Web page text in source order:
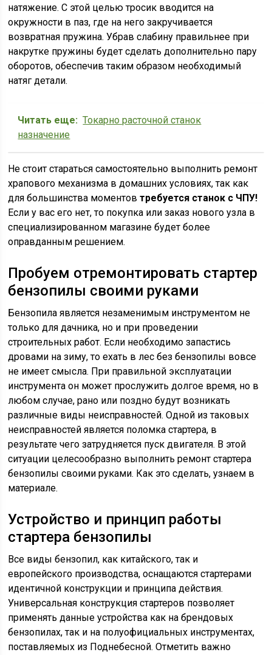
натяжение. С этой целью тросик вводится на
окружности в паз, где на него закручивается
возвратная пружина. Убрав слабину правильнее при
накрутке пружины будет сделать дополнительно пару
оборотов, обеспечив таким образом необходимый
натяг детали.
Читать еще: Токарно расточной станок
назначение
Не стоит стараться самостоятельно выполнить ремонт
храпового механизма в домашних условиях, так как
для большинства моментовтребуется станок с ЧПУ!
Если у вас его нет, то покупка или заказ нового узла в
специализированном магазине будет более
оправданным решением.
Пробуем отремонтировать стартер
бензопилы своими руками
Бензопила является незаменимым инструментом не
только для дачника, но и при проведении
строительных работ. Если необходимо запастись
дровами на зиму, то ехать в лес без бензопилы вовсе
не имеет смысла. При правильной эксплуатации
инструмента он может прослужить долгое время, но в
любом случае, рано или поздно будут возникать
различные виды неисправностей. Одной из таковых
неисправностей является поломка стартера, в
результате чего затрудняется пуск двигателя. В этой
ситуации целесообразно выполнить ремонт стартера
бензопилы своими руками. Как это сделать, узнаем в
материале.
Устройство и принцип работы
стартера бензопилы
Все виды бензопил, как китайского, так и
европейского производства, оснащаются стартерами
идентичной конструкции и принципа действия.
Универсальная конструкция стартеров позволяет
применять данные устройства как на брендовых
бензопилах, так и на полуофициальных инструментах,
поставляемых из Поднебесной. Отметить важно